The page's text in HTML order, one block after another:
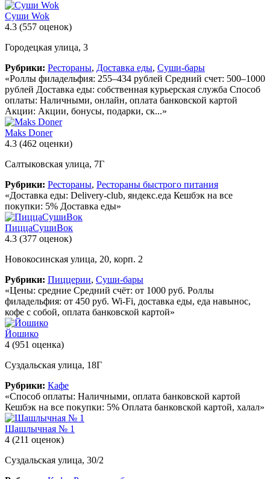
Суши Wok
4.3 (557 оценок)
Городецкая улица, 3
Рубрики: Рестораны, Доставка еды, Суши-бары
«Роллы филадельфия: 255–434 рублей Средний счет: 500–1000
рублей Доставка еды: собственная курьерская служба Способ
оплаты: Наличными, онлайн, оплата банковской картой
Акции: Акции, бонусы, подарки, ск...»
Maks Doner
4.3 (462 оценки)
Салтыковская улица, 7Г
Рубрики: Рестораны, Рестораны быстрого питания
«Доставка еды: Delivery-club, яндекс.еда Кешбэк на все
покупки: 5% Доставка еды»
ПиццаСушиВок
4.3 (377 оценок)
Новокосинская улица, 20, корп. 2
Рубрики: Пиццерии, Суши-бары
«Цены: средние Средний счёт: от 1000 руб. Роллы
филадельфия: от 450 руб. Wi-Fi, доставка еды, еда навынос,
кофе с собой, оплата банковской картой»
Йошико
4 (951 оценка)
Суздальская улица, 18Г
Рубрики: Кафе
«Способ оплаты: Наличными, оплата банковской картой
Кешбэк на все покупки: 5% Оплата банковской картой, халал»
Шашлычная № 1
4 (211 оценок)
Суздальская улица, 30/2